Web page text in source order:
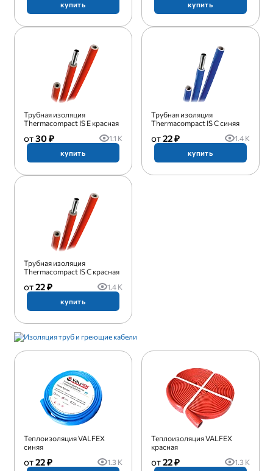
купить
купить
Трубная изоляция
Thermacompact IS E красная
30 ₽
1.1 K
купить
Трубная изоляция
Thermacompact IS C синяя
22 ₽
1.4 K
купить
Трубная изоляция
Thermacompact IS C красная
22 ₽
1.4 K
купить
Теплоизоляция VALFEX
синяя
22 ₽
1.3 K
Теплоизоляция VALFEX
красная
22 ₽
1.3 K